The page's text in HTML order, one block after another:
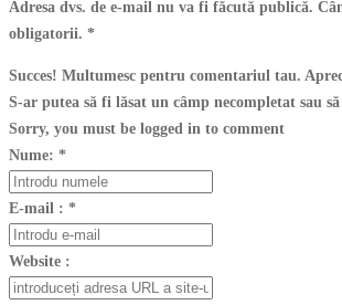
Adresa dvs. de e-mail nu va fi făcută publică.
obligatorii. *
Succes! Multumesc pentru comentariul tau.
S-ar putea să fi lăsat un câmp necompletat sau
Sorry, you must be logged in to comment
Nume: *
E-mail : *
Website :